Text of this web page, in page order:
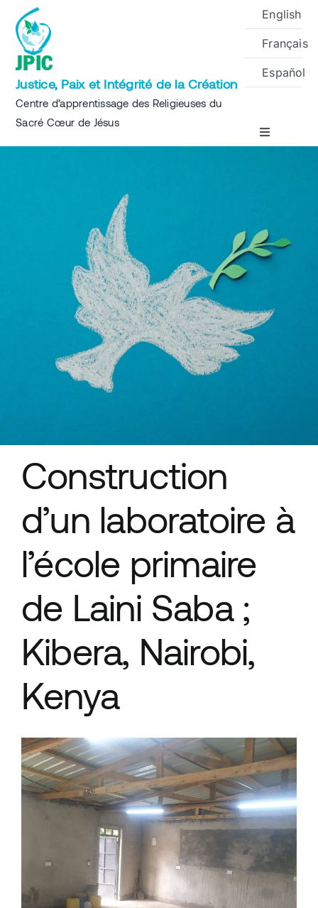
content
JPIC
Justice, Paix et Intégrité de la Création
Centre d’apprentissage des Religieuses du
Sacré Cœur de Jésus
English
Français
Español
Toggle
Événements
Ressources
Construction
d’un laboratoire à
l’école primaire
de Laini Saba ;
Kibera, Nairobi,
Kenya